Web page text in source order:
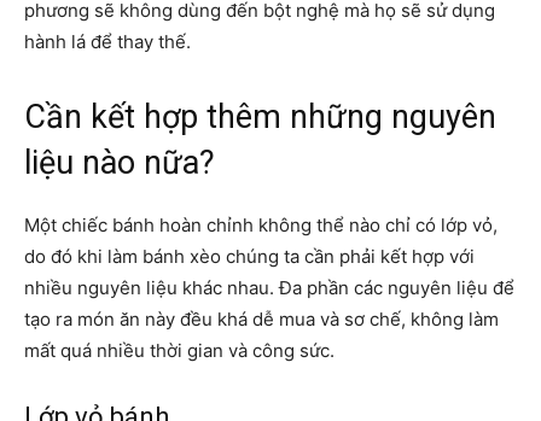
phương sẽ không dùng đến bột nghệ mà họ sẽ sử dụng
hành lá để thay thế.
Cần kết hợp thêm những nguyên
liệu nào nữa?
Một chiếc bánh hoàn chỉnh không thể nào chỉ có lớp vỏ,
do đó khi làm bánh xèo chúng ta cần phải kết hợp với
nhiều nguyên liệu khác nhau. Đa phần các nguyên liệu để
tạo ra món ăn này đều khá dễ mua và sơ chế, không làm
mất quá nhiều thời gian và công sức.